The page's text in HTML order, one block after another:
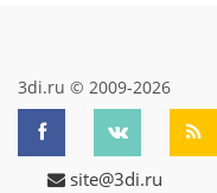
3di.ru © 2009-2026
site@3di.ru